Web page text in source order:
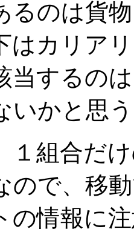
るのは貨
はカリア
当するの
いかと思
１組合だ
ので、移
の情報に